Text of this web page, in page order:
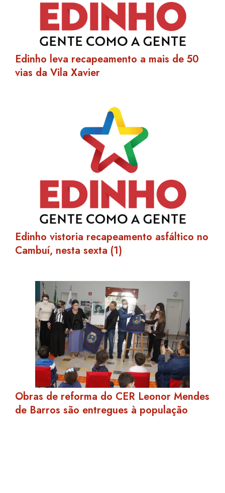
Edinho leva recapeamento a mais de 50
vias da Vila Xavier
Edinho vistoria recapeamento asfáltico no
Cambuí, nesta sexta (1)
Obras de reforma do CER Leonor Mendes
de Barros são entregues à população